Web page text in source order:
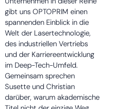
gibt uns OPTOPRIM einen
spannenden Einblick in die
Welt der Lasertechnologie,
des industriellen Vertriebs
und der Karriereentwicklung
im Deep-Tech-Umfeld.
Gemeinsam sprechen
Susette und Christian
darüber, warum akademische